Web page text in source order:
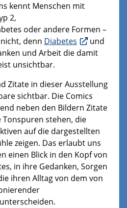
kennt Menschen mit
2,
oder andere Formen –
denn Diabetes
und
und Arbeit die damit
unsichtbar.
Zitate in dieser Ausstellung
sichtbar. Die Comics
neben den Bildern Zitate
stehen, die
auf die dargestellten
zeigen. Das erlaubt uns
einen Blick in den Kopf von
in ihre Gedanken, Sorgen
ihren Alltag von dem von